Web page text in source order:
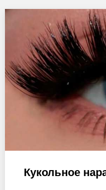
Кукольное